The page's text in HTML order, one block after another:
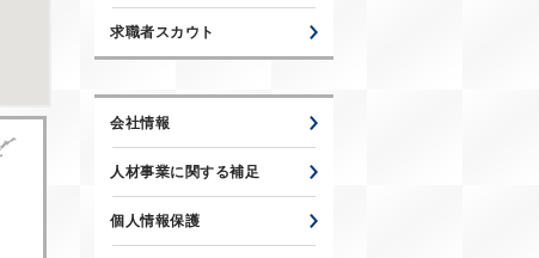
求職者スカウト
会社情報
人材事業に関する補足
個人情報保護